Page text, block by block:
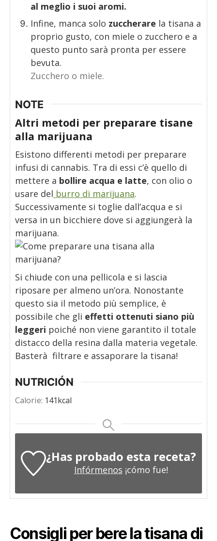
al meglio i suoi aromi.
Infine, manca solo zuccherare la tisana a
proprio gusto, con miele o zucchero e a
questo punto sarà pronta per essere
bevuta.
Zucchero o miele.
NOTE
Altri metodi per preparare tisane
alla marijuana
Esistono differenti metodi per preparare
infusi di cannabis. Tra di essi c’è quello di
mettere a bollire acqua e latte, con olio o
usare del burro di marijuana.
Successivamente si toglie dall’acqua e si
versa in un bicchiere dove si aggiungerà la
marijuana.
Si chiude con una pellicola e si lascia
riposare per almeno un’ora. Nonostante
questo sia il metodo più semplice, è
possibile che gli effetti ottenuti siano più
leggeri poiché non viene garantito il totale
distacco della resina dalla materia vegetale.
Basterà filtrare e assaporare la tisana!
NUTRICIÓN
Calorie: 141kcal
¿Has probado esta receta?
Infórmenos ¡cómo fue!
Consigli per bere la tisana di